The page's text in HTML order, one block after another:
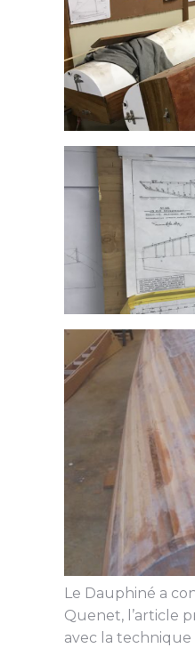
Le Dauphiné a
Quenet, l’article
avec la technique